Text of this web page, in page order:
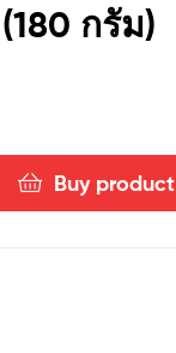
กรัม)
Buy product